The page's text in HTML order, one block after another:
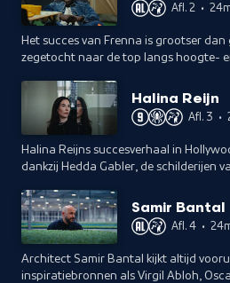
Afl. 2 •
Het succes van Frenna is grootser dan
zegetocht naar de top langs hoogte-
de kleur roze.
Halina Reijn
Afl. 3 •
Halina Reijns succesverhaal in
dankzij Hedda Gabler, de schilderijen
vertellen dat er toe doet.Samir Bantal
Afl. 4 •
Architect Samir Bantal kijkt altijd
inspiratiebronnen als Virgil Abloh,